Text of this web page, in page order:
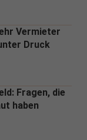
Vermieter
Druck
Fragen, die
haben